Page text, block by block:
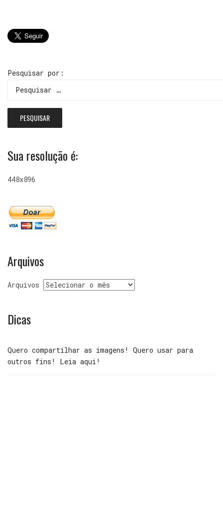
Pesquisar por:
Sua resolução é:
448x896
Arquivos
Arquivos
Dicas
Quero compartilhar as imagens! Quero usar para
outros fins! Leia aqui!